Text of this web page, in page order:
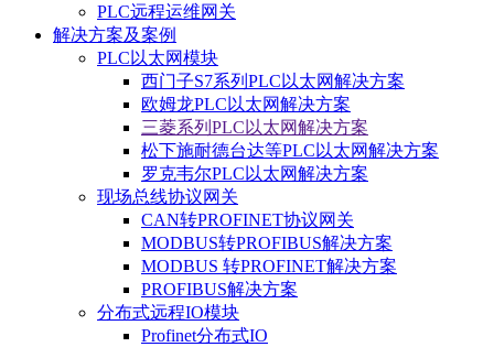
PLC远程运维网关
解决方案及案例
PLC以太网模块
西门子S7系列PLC以太网解决方案
欧姆龙PLC以太网解决方案
三菱系列PLC以太网解决方案
松下施耐德台达等PLC以太网解决方案
罗克韦尔PLC以太网解决方案
现场总线协议网关
CAN转PROFINET协议网关
MODBUS转PROFIBUS解决方案
MODBUS 转PROFINET解决方案
PROFIBUS解决方案
分布式远程IO模块
Profinet分布式IO